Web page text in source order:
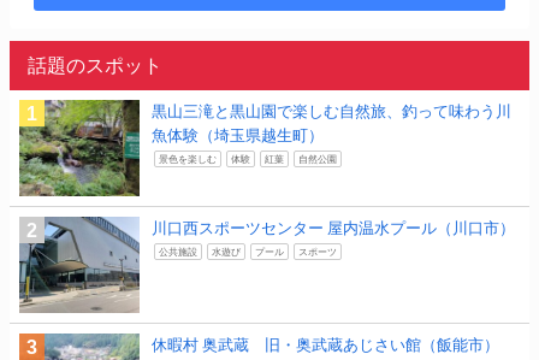
話題のスポット
黒山三滝と黒山園で楽しむ自然旅、釣って味わう川
魚体験（埼玉県越生町）
景色を楽しむ 体験 紅葉 自然公園
川口西スポーツセンター 屋内温水プール（川口市）
公共施設 水遊び プール スポーツ
休暇村 奥武蔵 旧・奥武蔵あじさい館（飯能市）